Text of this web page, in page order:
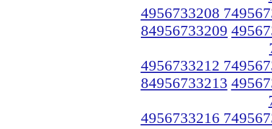
4956733208
84956733209
4956733212
84956733213
4956733216